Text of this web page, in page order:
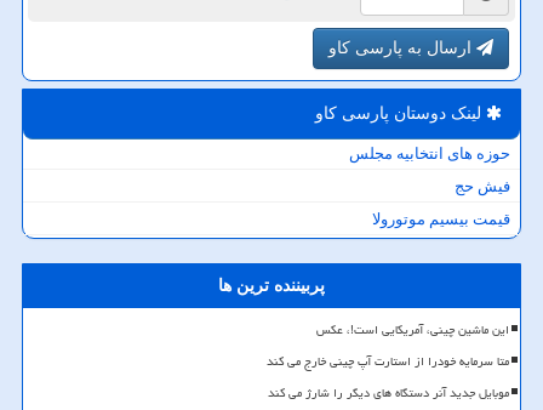
ارسال به پارسی کاو
لینک دوستان پارسی كاو
حوزه های انتخابیه مجلس
فیش حج
قیمت بیسیم موتورولا
پربیننده ترین ها
این ماشین چینی، آمریکایی است!، عکس
متا سرمایه خودرا از استارت آپ چینی خارج می کند
موبایل جدید آنر دستگاه های دیگر را شارژ می کند